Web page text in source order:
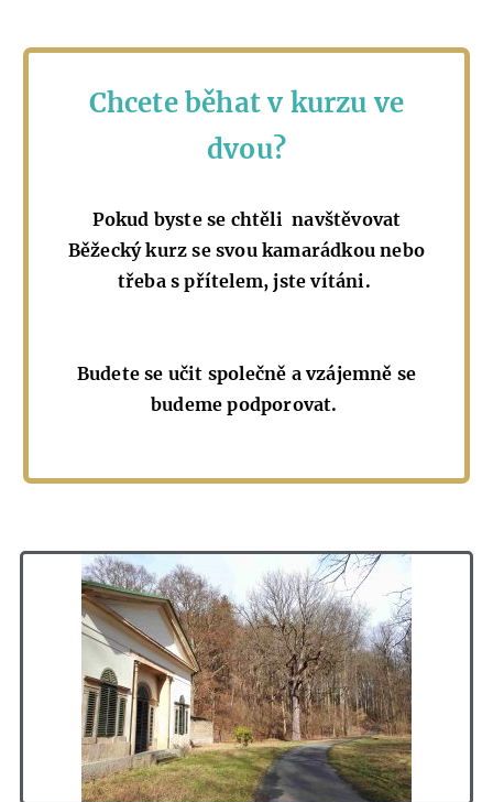
Chcete běhat v kurzu ve
dvou?
Pokud byste se chtěli navštěvovat
Běžecký kurz se svou kamarádkou nebo
třeba s přítelem, jste vítáni.
Budete se učit společně a vzájemně se
budeme podporovat.